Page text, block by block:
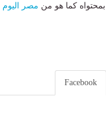
بمحتواه كما هو من مصر اليوم
Facebook